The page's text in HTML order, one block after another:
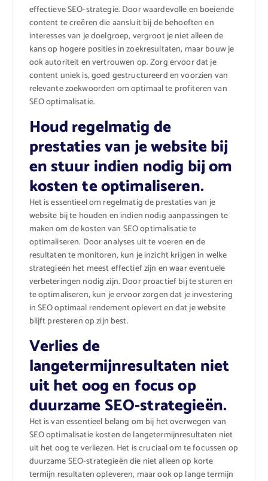
effectieve SEO-strategie. Door waardevolle en boeiende
content te creëren die aansluit bij de behoeften en
interesses van je doelgroep, vergroot je niet alleen de
kans op hogere posities in zoekresultaten, maar bouw je
ook autoriteit en vertrouwen op. Zorg ervoor dat je
content uniek is, goed gestructureerd en voorzien van
relevante zoekwoorden om optimaal te profiteren van
SEO optimalisatie.
Houd regelmatig de
prestaties van je website bij
en stuur indien nodig bij om
kosten te optimaliseren.
Het is essentieel om regelmatig de prestaties van je
website bij te houden en indien nodig aanpassingen te
maken om de kosten van SEO optimalisatie te
optimaliseren. Door analyses uit te voeren en de
resultaten te monitoren, kun je inzicht krijgen in welke
strategieën het meest effectief zijn en waar eventuele
verbeteringen nodig zijn. Door proactief bij te sturen en
te optimaliseren, kun je ervoor zorgen dat je investering
in SEO optimaal rendement oplevert en dat je website
blijft presteren op zijn best.
Verlies de
langetermijnresultaten niet
uit het oog en focus op
duurzame SEO-strategieën.
Het is van essentieel belang om bij het overwegen van
SEO optimalisatie kosten de langetermijnresultaten niet
uit het oog te verliezen. Het is cruciaal om te focussen op
duurzame SEO-strategieën die niet alleen op korte
termijn resultaten opleveren, maar ook op lange termijn